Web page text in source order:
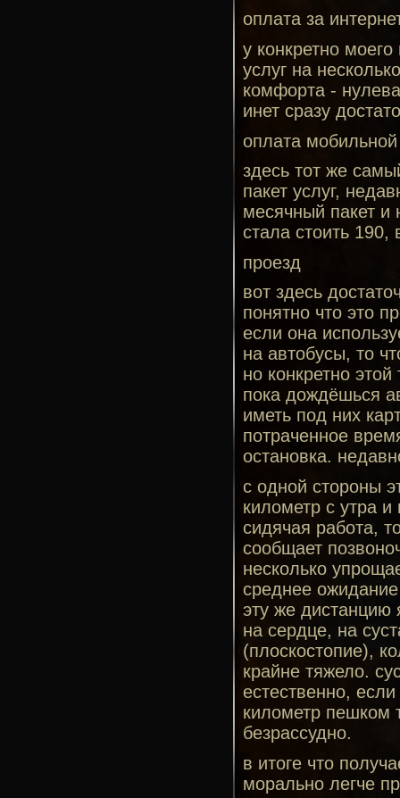
оплата за
у конкретно
услуг на
комфорта -
инет сразу
оплата мобильной
здесь тот же
пакет услуг,
месячный пакет и
стала стоить 190,
проезд
вот здесь
понятно что это
если она
на автобусы, то
но конкретно
пока дождёшься
иметь под них
потраченное
остановка.
с одной стороны
километр с утра
сидячая работа,
сообщает
несколько
среднее
эту же дистанцию
на сердце, на
(плоскостопие),
крайне тяжело.
естественно,
километр пешком
безрассудно.
в итоге что
морально легче